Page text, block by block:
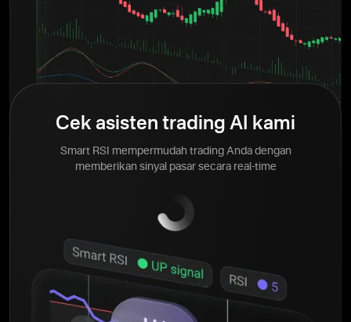
Cek asisten trading AI kami
Smart RSI mempermudah trading Anda dengan
memberikan sinyal pasar secara real-time